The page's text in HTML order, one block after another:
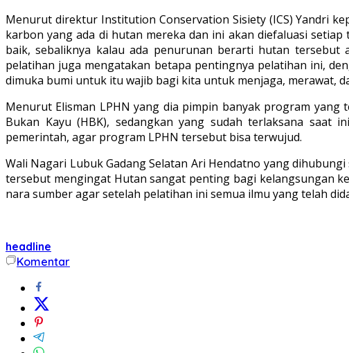
Menurut direktur Institution Conservation Sisiety (ICS) Yandri
karbon yang ada di hutan mereka dan ini akan diefaluasi
baik, sebaliknya kalau ada penurunan berarti hutan tersebut
pelatihan juga mengatakan betapa pentingnya pelatihan ini,
dimuka bumi untuk itu wajib bagi kita untuk menjaga, merawat,
Menurut Elisman LPHN yang dia pimpin banyak program
Bukan Kayu (HBK), sedangkan yang sudah terlaksana saat
pemerintah, agar program LPHN tersebut bisa terwujud.
Wali Nagari Lubuk Gadang Selatan Ari Hendatno yang
tersebut mengingat Hutan sangat penting bagi kelangsungan
nara sumber agar setelah pelatihan ini semua ilmu yang telah
headline
Komentar